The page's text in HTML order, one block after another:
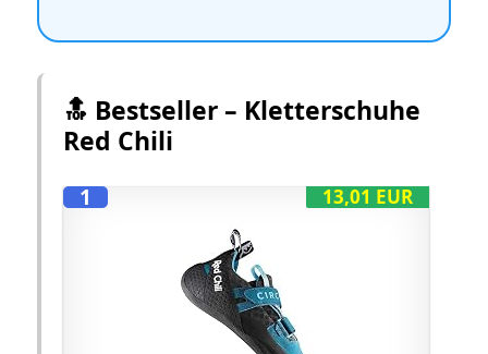
🔝 Bestseller – Kletterschuhe
Red Chili
13,01 EUR
1